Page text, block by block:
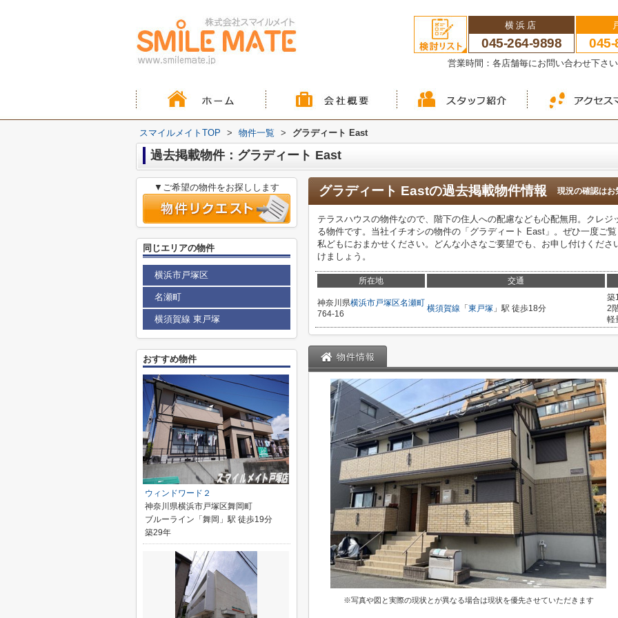
横浜店
045-264-9898 045-
営業時間：各店舗毎にお問い合わせ下
スマイルメイトTOP > 物件一覧 > グラディート East
過去掲載物件：グラディート East
グラディート Eastの過去掲載物件情報 現況の確認はお
テラスハウスの物件なので、階下の住人への配慮なども心配無用。クレ
る物件です。当社イチオシの物件の「グラディート East」。ぜひ一度ご
私どもにおまかせください。どんな小さなご要望でも、お申し付けくだ
けましょう。
所在地 交通
神奈川県横浜市戸塚区名瀬町
764-16
横須賀線 「 東戸塚 」駅 徒歩18分
築
2
軽
物件情報
※写真や図と実際の現状とが異なる場合は現状を優先させていただきます
▼ご希望の物件をお探しします
同じエリアの物件
横浜市戸塚区
名瀬町
横須賀線 東戸塚
おすすめ物件
ウィンドワード２
神奈川県横浜市戸塚区舞岡町
ブルーライン「舞岡」駅 徒歩19分
築29年